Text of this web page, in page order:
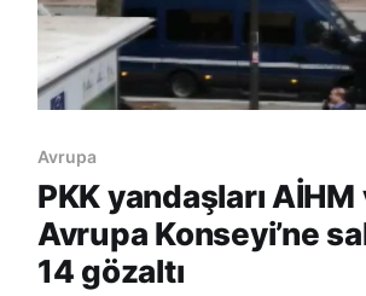
Avrupa
PKK yandaşları AİHM
Avrupa Konseyi’ne
14 gözaltı